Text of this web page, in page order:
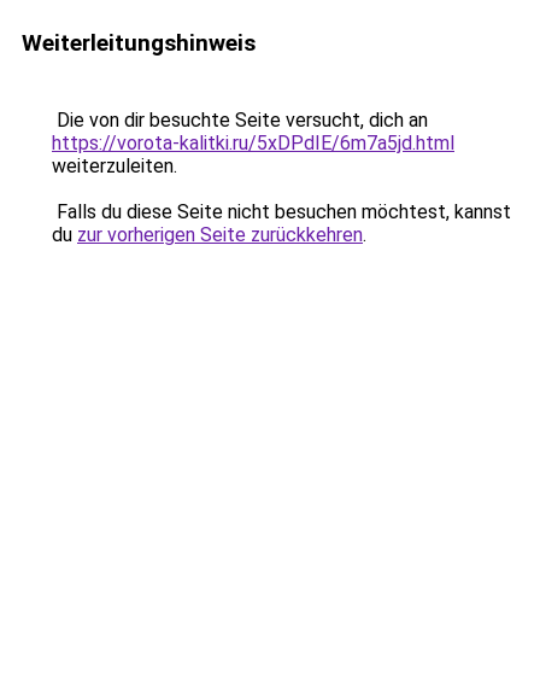
Weiterleitungshinweis
Die von dir besuchte Seite versucht, dich an
https://vorota-kalitki.ru/5xDPdIE/6m7a5jd.html
weiterzuleiten.
Falls du diese Seite nicht besuchen möchtest, kannst
du zur vorherigen Seite zurückkehren.